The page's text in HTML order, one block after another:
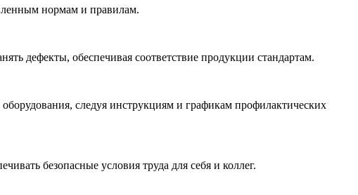
нормам и правилам.
дефекты, обеспечивая соответствие продукции стандартам.
следуя инструкциям и графикам профилактических
безопасные условия труда для себя и коллег.